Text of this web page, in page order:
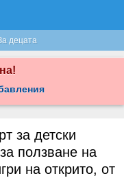
децата
за детски
ползване на
на открито, от